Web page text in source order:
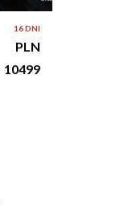
16 DNI
PLN
10499